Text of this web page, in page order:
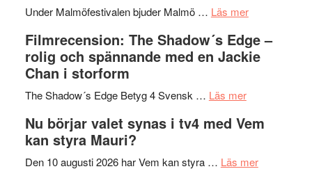
på
Roland
Pöntinen
Artipelag
Under Malmöfestivalen bjuder Malmö … Läs merom
bjuder
in
samtal
teater
Filmrecension: The Shadow´s Edge –
rolig och spännande med en Jackie
Chan i storform
The Shadow´s Edge Betyg 4 Svensk … Läs merom
The
´s
Nu börjar valet synas i tv4 med Vem
kan styra Mauri?
Den 10 augusti 2026 har Vem kan styra … Läs merom